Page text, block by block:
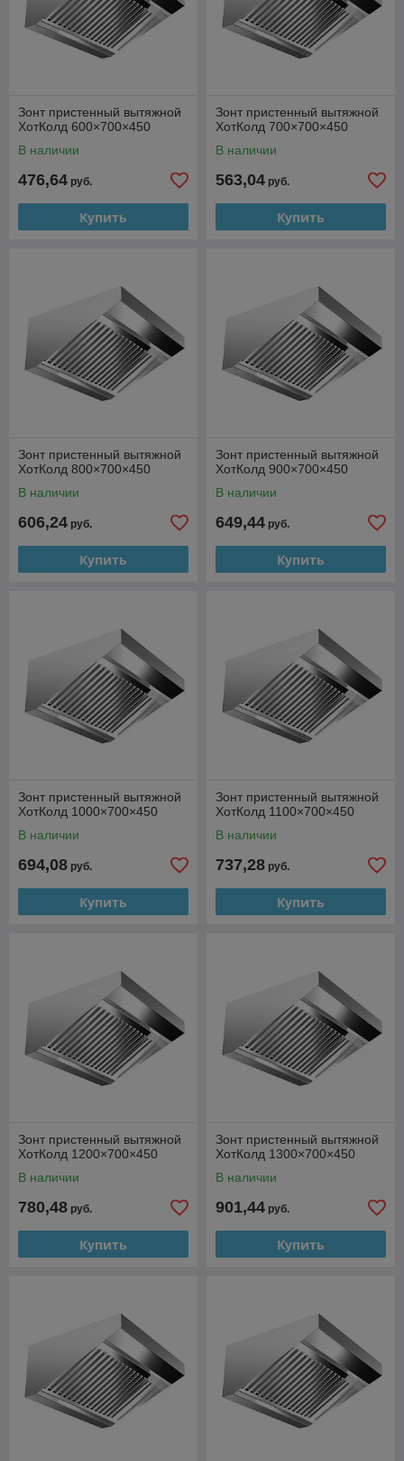
Зонт пристенный вытяжной
ХотКолд 600×700×450
В наличии
476,64 руб.
Купить
Зонт пристенный вытяжной
ХотКолд 700×700×450
В наличии
563,04 руб.
Купить
Зонт пристенный вытяжной
ХотКолд 800×700×450
В наличии
606,24 руб.
Купить
Зонт пристенный вытяжной
ХотКолд 900×700×450
В наличии
649,44 руб.
Купить
Зонт пристенный вытяжной
ХотКолд 1000×700×450
В наличии
694,08 руб.
Купить
Зонт пристенный вытяжной
ХотКолд 1100×700×450
В наличии
737,28 руб.
Купить
Зонт пристенный вытяжной
ХотКолд 1200×700×450
В наличии
780,48 руб.
Купить
Зонт пристенный вытяжной
ХотКолд 1300×700×450
В наличии
901,44 руб.
Купить